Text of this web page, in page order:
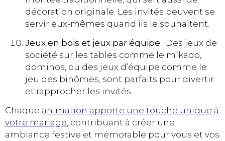
décoration originale. Les invités peuvent se
servir eux-mêmes quand ils le souhaitent​​.
Jeux en bois et jeux par équipe : Des jeux de
société sur les tables comme le mikado,
dominos, ou des jeux d’équipe comme le
jeu des binômes, sont parfaits pour divertir
et rapprocher les invités​​.
Chaque animation apporte une touche unique à
votre mariage, contribuant à créer une
ambiance festive et mémorable pour vous et vos